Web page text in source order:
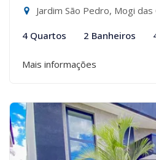
Jardim São Pedro, Mogi das
4 Quartos 2 Banheiros
Mais informações